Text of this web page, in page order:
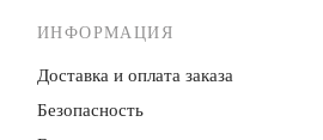
ИНФОРМАЦИЯ
Доставка и оплата заказа
Безопасность